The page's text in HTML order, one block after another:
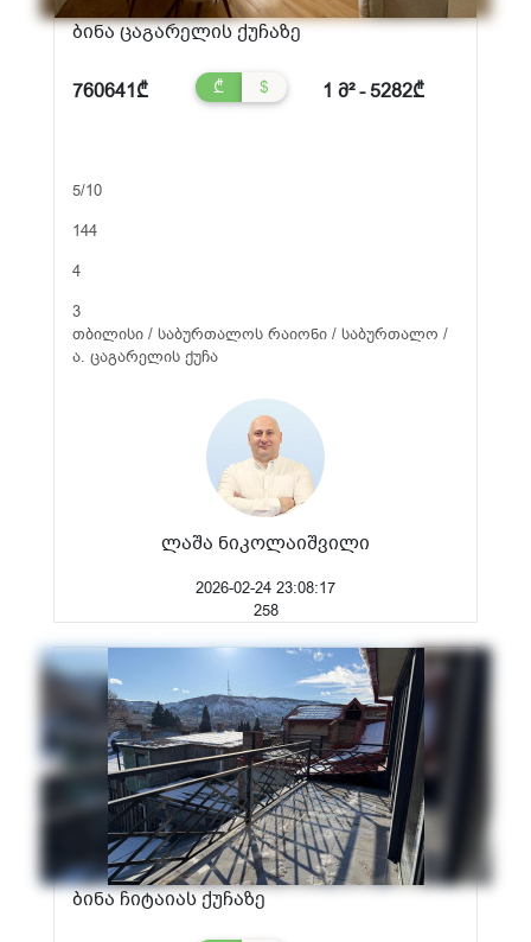
ბინა ცაგარელის ქუჩაზე
760641₾ ₾ $ 1 მ² - 5282₾
5/10
144
4
3
თბილისი / საბურთალოს რაიონი / საბურთალო /
ა. ცაგარელის ქუჩა
ლაშა ნიკოლაიშვილი
2026-02-24 23:08:17
258
ბინა ჩიტაიას ქუჩაზე